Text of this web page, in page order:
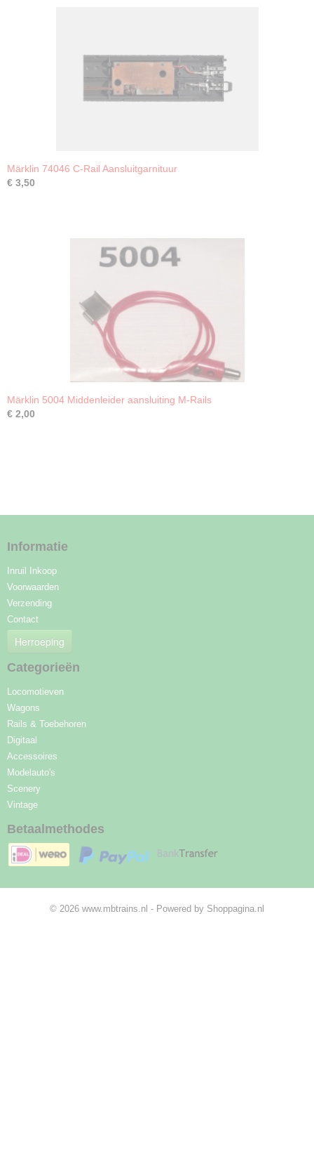
Märklin 74046 C-Rail Aansluitgarnituur
€ 3,50
Märklin 5004 Middenleider aansluiting M-Rails
€ 2,00
Informatie
Inruil Inkoop
Voorwaarden
Verzending
Contact
Herroeping
Categorieën
Locomotieven
Wagons
Rails & Toebehoren
Digitaal
Accessoires
Modelauto's
Scenery
Vintage
Betaalmethodes
© 2026 www.mbtrains.nl - Powered by Shoppagina.nl